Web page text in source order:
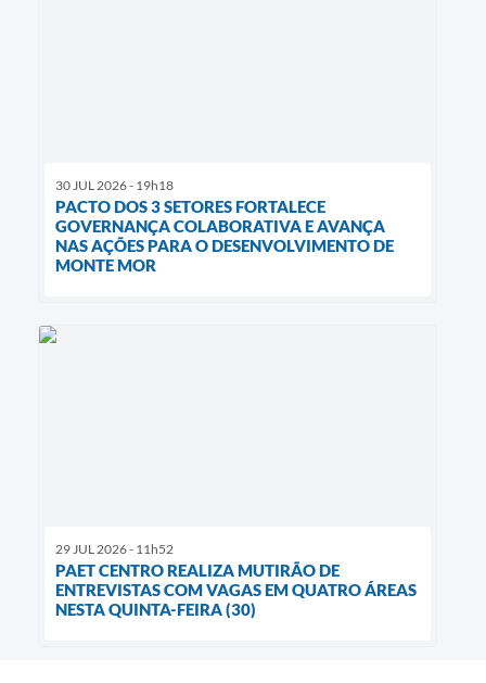
30 JUL 2026 - 19h18
PACTO DOS 3 SETORES FORTALECE
GOVERNANÇA COLABORATIVA E AVANÇA
NAS AÇÕES PARA O DESENVOLVIMENTO DE
MONTE MOR
29 JUL 2026 - 11h52
PAET CENTRO REALIZA MUTIRÃO DE
ENTREVISTAS COM VAGAS EM QUATRO ÁREAS
NESTA QUINTA-FEIRA (30)